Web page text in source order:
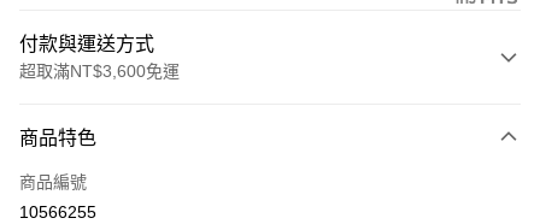
付款與運送方式
超取滿NT$3,600免運
信用卡一次付款
信用卡分期付款
商品特色
商品編號
10566255